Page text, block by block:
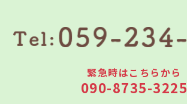
緊急時はこちらから
090-8735-3225